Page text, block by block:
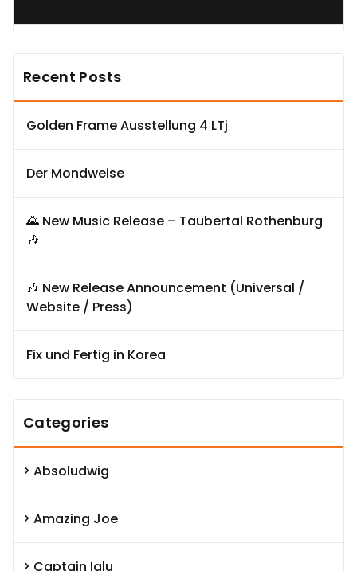
Recent Posts
Golden Frame Ausstellung 4 LTj
Der Mondweise
🌄 New Music Release – Taubertal Rothenburg
🎶
🎶 New Release Announcement (Universal /
Website / Press)
Fix und Fertig in Korea
Categories
Absoludwig
Amazing Joe
Captain Iglu